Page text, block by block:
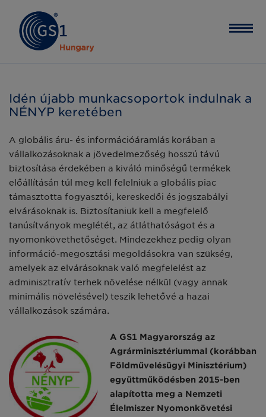
Idén újabb munkacsoportok indulnak a
NÉNYP keretében
A globális áru- és információáramlás korában a
vállalkozásoknak a jövedelmezőség hosszú távú
biztosítása érdekében a kiváló minőségű termékek
előállításán túl meg kell felelniük a globális piac
támasztotta fogyasztói, kereskedői és jogszabályi
elvárásoknak is. Biztosítaniuk kell a megfelelő
tanúsítványok meglétét, az átláthatóságot és a
nyomonkövethetőséget. Mindezekhez pedig olyan
információ-megosztási megoldásokra van szükség,
amelyek az elvárásoknak való megfelelést az
adminisztratív terhek növelése nélkül (vagy annak
minimális növelésével) teszik lehetővé a hazai
vállalkozások számára.
A GS1 Magyarország az
Agrárminisztériummal (korábban
Földművelésügyi Minisztérium)
együttműködésben 2015-ben
alapította meg a Nemzeti
Élelmiszer Nyomonkövetési